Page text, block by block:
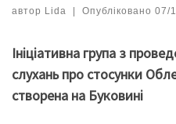
автор Lida | Опубліковано 07/
Ініціативна група з
слухань про стосунки
створена на Буковині